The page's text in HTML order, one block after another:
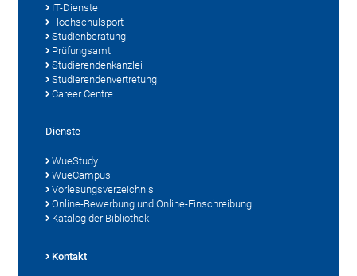
IT-Dienste
Hochschulsport
Studienberatung
Prüfungsamt
Studierendenkanzlei
Studierendenvertretung
Career Centre
Dienste
WueStudy
WueCampus
Vorlesungsverzeichnis
Online-Bewerbung und Online-Einschreibung
Katalog der Bibliothek
Kontakt